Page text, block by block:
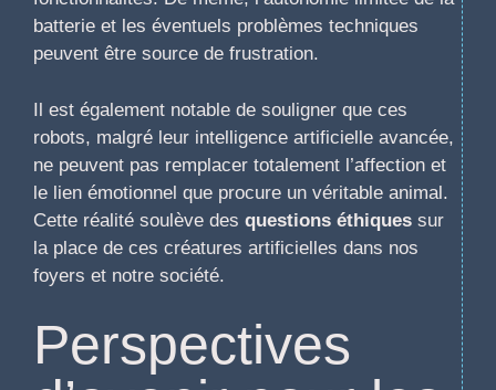
batterie et les éventuels problèmes techniques
peuvent être source de frustration.
Il est également notable de souligner que ces
robots, malgré leur intelligence artificielle avancée,
ne peuvent pas remplacer totalement l’affection et
le lien émotionnel que procure un véritable animal.
Cette réalité soulève des questions éthiques sur
la place de ces créatures artificielles dans nos
foyers et notre société.
Perspectives